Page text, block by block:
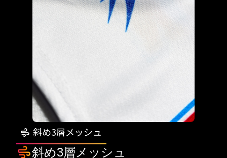
斜め3層メッシュ
斜め3層メッシュ